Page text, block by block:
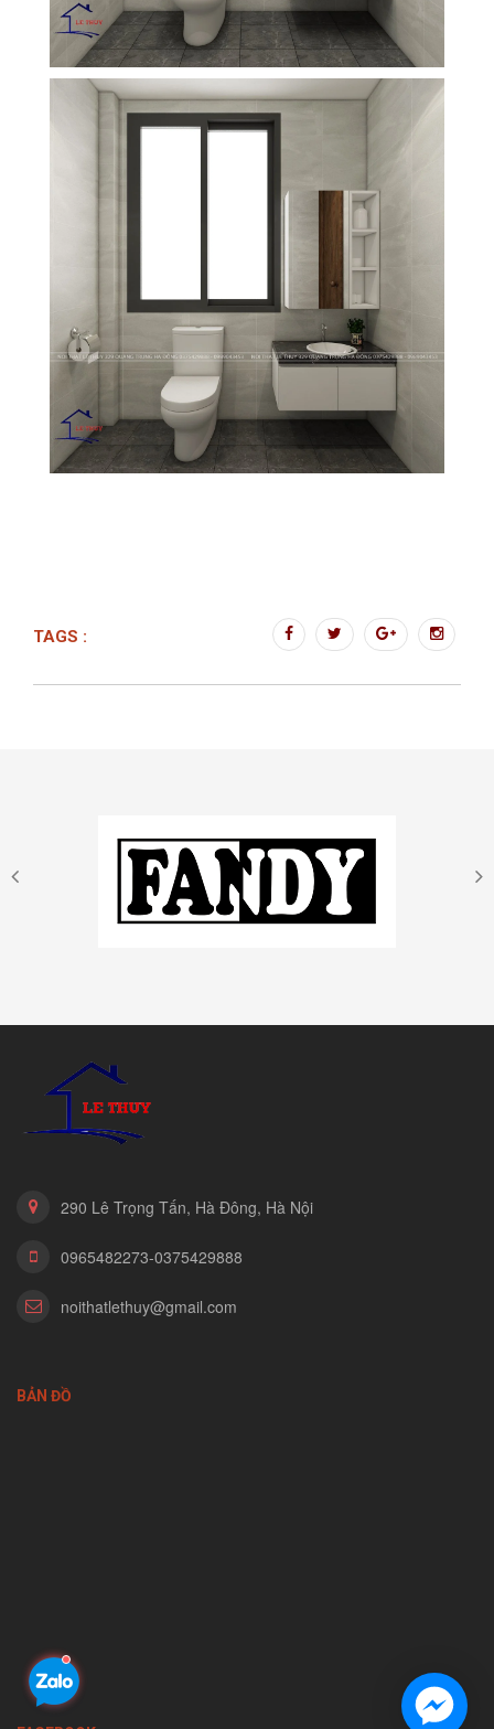
TAGS :
290 Lê Trọng Tấn, Hà Đông, Hà Nội
0965482273-0375429888
noithatlethuy@gmail.com
BẢN ĐỒ